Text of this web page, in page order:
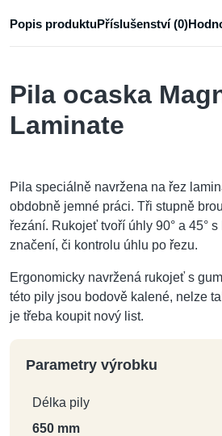
Popis produktuPříslušenství (0)
Pila ocaska
Laminate
Pila speciálně navržena na řez
obdobně jemné práci. Tři stupně
řezání. Rukojeť tvoří úhly 90° a 45°
značení, či kontrolu úhlu po řezu.
Ergonomicky navržená rukojeť s
této pily jsou bodově kalené, nelze
je třeba koupit nový list.
Parametry výrobku
Délka pily
650 mm